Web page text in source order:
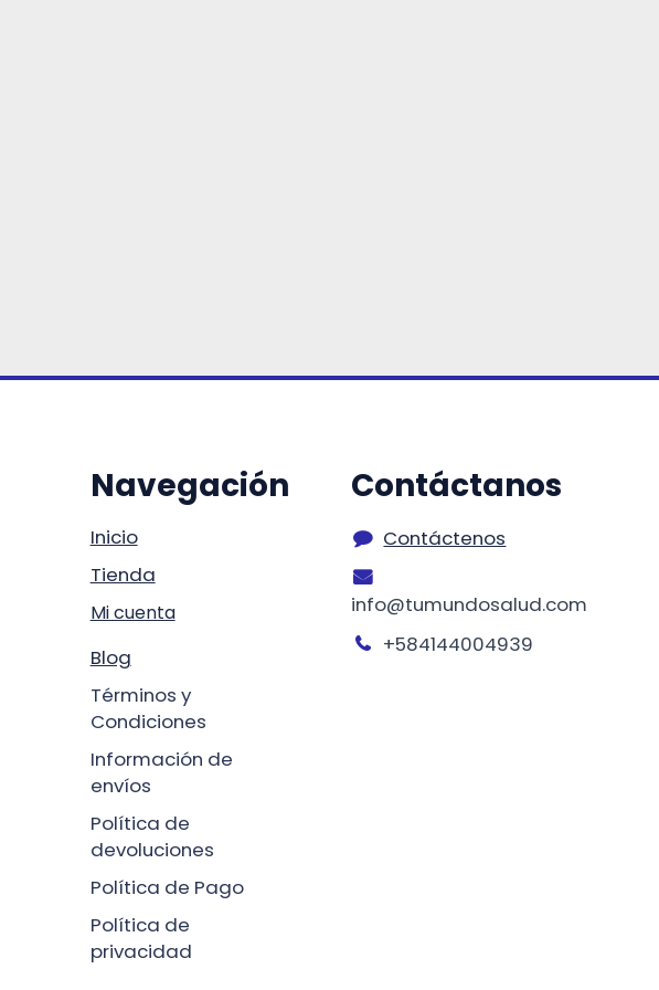
Navegación
Inicio
Tienda
Mi cuenta
Blog
Términos y
Condiciones
Información de
envíos
Política de
devoluciones
Política de Pago
Política de
privacidad
Contáctanos
Contáctenos
info@tumundosalud.com
+584144004939